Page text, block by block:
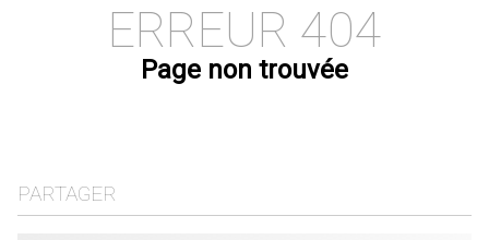
ERREUR 404
Page non trouvée
PARTAGER